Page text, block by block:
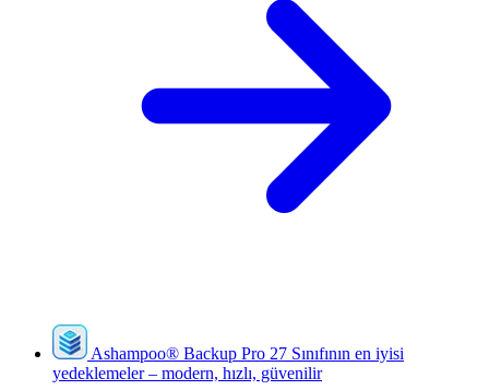
Ashampoo® Backup Pro 27 Sınıfının en iyisi
yedeklemeler – modern, hızlı, güvenilir